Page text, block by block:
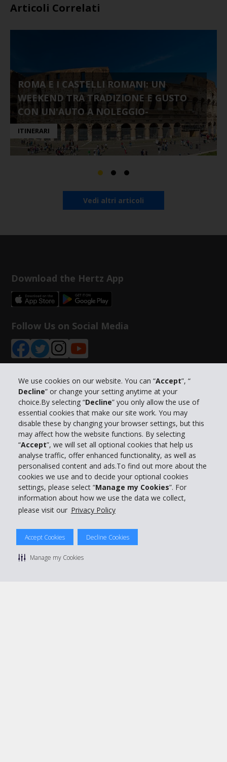
We use cookies on our website. You can “Accept”, “
Decline” or change your setting anytime at your
choice.By selecting “Decline” you only allow the use of
essential cookies that make our site work. You may
disable these by changing your browser settings, but this
may affect how the website functions. By selecting
“Accept”, we will set all optional cookies that help us
analyse traffic, offer enhanced functionality, as well as
personalised content and ads.To find out more about the
cookies we use and to decide your optional cookies
settings, please select “Manage my Cookies”. For
information about how we use the data we collect,
please visit our Privacy Policy
Accept Cookies Decline Cookies
Manage my Cookies
Articoli Correlati
ROMA E I CASTELLI ROMANI: UN
WEEKEND TRA TRADIZIONE E GUSTO
CON UN'AUTO A NOLEGGIO-
ITINERARI
Vedi altri articoli
Download the Hertz App
Follow Us on Social Media
Info su Hertz
Business
Customer Service
Prenota con Hertz
© 2026 The Hertz System, Inc.
Privacy Policy | Condizioni di Utilizzo |
Manage cookie preferences